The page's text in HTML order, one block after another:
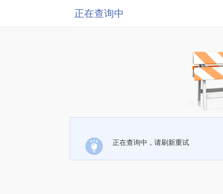
正在查询中
正在查询中，请刷新重试